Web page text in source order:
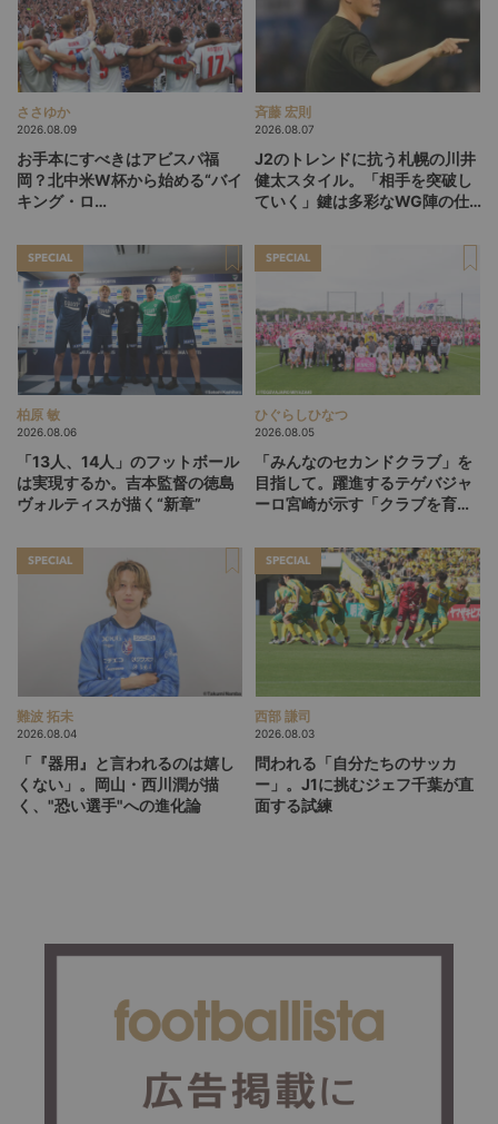
ささゆか
2026.08.09
お手本にすべきはアビスパ福
岡？北中米W杯から始める“バイ
キング・ロ
探す旅
斉藤 宏則
2026.08.07
J2のトレンドに抗う札幌の川井
健太スタイル。「相手を突破し
ていく」鍵は多彩なWG陣の仕
SPECIAL
柏原 敏
2026.08.06
「13人、14人」のフットボール
は実現するか。吉本監督の徳島
ヴォルティスが描く“新章”
SPECIAL
ひぐらしひなつ
2026.08.05
「みんなのセカンドクラブ」を
目指して。躍進するテゲバジャ
ーロ宮崎が示す「クラブを育て
SPECIAL
難波 拓未
2026.08.04
「『器用』と言われるのは嬉し
くない」。岡山・西川潤が描
く、"恐い選手"への進化論
SPECIAL
西部 謙司
2026.08.03
問われる「自分たちのサッカ
ー」。J1に挑むジェフ千葉が直
面する試練